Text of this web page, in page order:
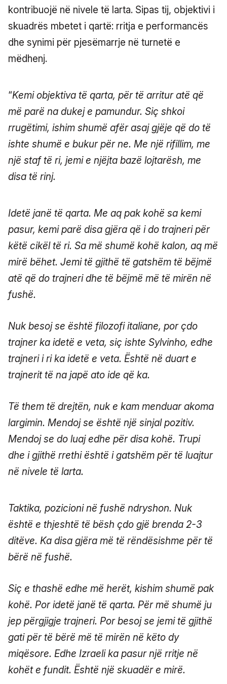
kontribuojë në nivele të larta. Sipas tij, objektivi i
skuadrës mbetet i qartë: rritja e performancës
dhe synimi për pjesëmarrje në turnetë e
mëdhenj.
“Kemi objektiva të qarta, për të arritur atë që
më parë na dukej e pamundur. Siç shkoi
rrugëtimi, ishim shumë afër asaj gjëje që do të
ishte shumë e bukur për ne. Me një rifillim, me
një staf të ri, jemi e njëjta bazë lojtarësh, me
disa të rinj.
Idetë janë të qarta. Me aq pak kohë sa kemi
pasur, kemi parë disa gjëra që i do trajneri për
këtë cikël të ri. Sa më shumë kohë kalon, aq më
mirë bëhet. Jemi të gjithë të gatshëm të bëjmë
atë që do trajneri dhe të bëjmë më të mirën në
fushë.
Nuk besoj se është filozofi italiane, por çdo
trajner ka idetë e veta, siç ishte Sylvinho, edhe
trajneri i ri ka idetë e veta. Është në duart e
trajnerit të na japë ato ide që ka.
Të them të drejtën, nuk e kam menduar akoma
largimin. Mendoj se është një sinjal pozitiv.
Mendoj se do luaj edhe për disa kohë. Trupi
dhe i gjithë rrethi është i gatshëm për të luajtur
në nivele të larta.
Taktika, pozicioni në fushë ndryshon. Nuk
është e thjeshtë të bësh çdo gjë brenda 2-3
ditëve. Ka disa gjëra më të rëndësishme për të
bërë në fushë.
Siç e thashë edhe më herët, kishim shumë pak
kohë. Por idetë janë të qarta. Për më shumë ju
jep përgjigje trajneri. Por besoj se jemi të gjithë
gati për të bërë më të mirën në këto dy
miqësore. Edhe Izraeli ka pasur një rritje në
kohët e fundit. Është një skuadër e mirë.